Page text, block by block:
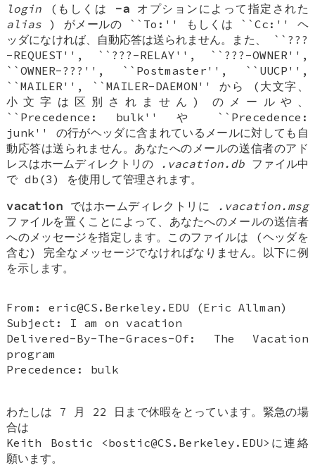
login (もしくは -aオプションによって指定された
alias ) がメールの ``To:'' もしくは ``Cc:'' ヘ
ッダになければ、自動応答は送られません。また、 ``???
-REQUEST'', ``???-RELAY'', ``???-OWNER'',
``OWNER-???'', ``Postmaster'', ``UUCP'',
``MAILER'', ``MAILER-DAEMON'' から (大文字、
小文字は区別されません) のメールや、
``Precedence: bulk'' や ``Precedence:
junk'' の行がヘッダに含まれているメールに対しても自
動応答は送られません。あなたへのメールの送信者のアド
レスはホームディレクトリの
.vacation.db ファイル中
で db(3) を使用して管理されます。
vacation ではホームディレクトリに
.vacation.msg
ファイルを置くことによって、あなたへのメールの送信者
へのメッセージを指定します。このファイルは (ヘッダを
含む) 完全なメッセージでなければなりません。以下に例
を示します。
From: eric@CS.Berkeley.EDU (Eric Allman)
Subject: I am on vacation
Delivered-By-The-Graces-Of: The Vacation
program
Precedence: bulk
わたしは 7 月 22 日まで休暇をとっています。緊急の場
合は
Keith Bostic <bostic@CS.Berkeley.EDU>に連絡
願います。